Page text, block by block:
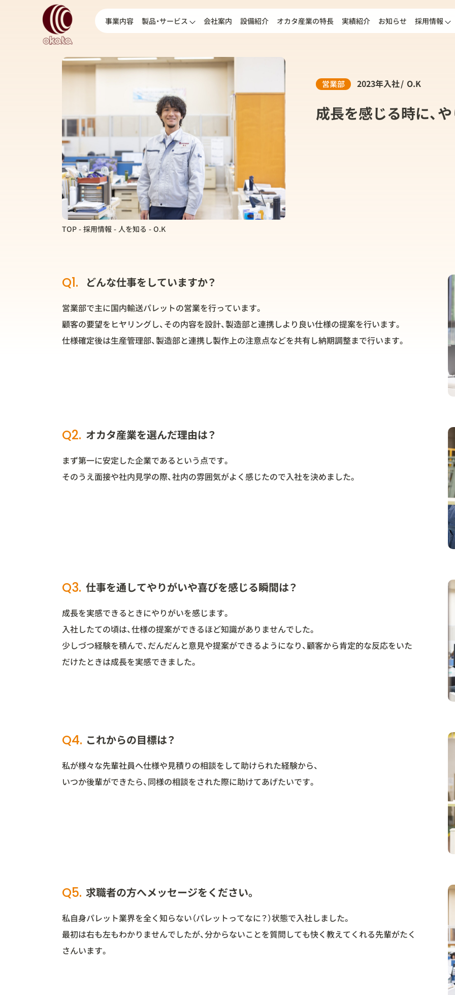
事業内容 製品・サービス 会社案内 設備紹介 オカタ産業の特長 実績紹介 お知らせ 採用情報
営業部 2023年入社 O.K
成長を感じる時に、
TOP 採用情報 人を知る O.K
Q1. どんな仕事をしていますか？
営業部で主に国内輸送パレットの営業を行っています。
顧客の要望をヒヤリングし、その内容を設計、製造部と連携しより良い仕様の提案を行います。
仕様確定後は生産管理部、製造部と連携し製作上の注意点などを共有し納期調整まで行います。
Q2. オカタ産業を選んだ理由は？
まず第一に安定した企業であるという点です。
そのうえ面接や社内見学の際、社内の雰囲気がよく感じたので入社を決めました。
Q3. 仕事を通してやりがいや喜びを感じる瞬間は？
成長を実感できるときにやりがいを感じます。
入社したての頃は、仕様の提案ができるほど知識がありませんでした。
少しづつ経験を積んで、だんだんと意見や提案ができるようになり、顧客から肯定的な反応をいた
だけたときは成長を実感できました。
Q4. これからの目標は？
私が様々な先輩社員へ仕様や見積りの相談をして助けられた経験から、
いつか後輩ができたら、同様の相談をされた際に助けてあげたいです。
Q5. 求職者の方へメッセージをください。
私自身パレット業界を全く知らない（パレットってなに？）状態で入社しました。
最初は右も左もわかりませんでしたが、分からないことを質問しても快く教えてくれる先輩がたく
さんいます。